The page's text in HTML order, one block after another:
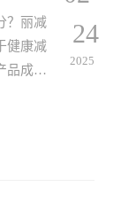
？丽减
健康减
品成分
特的
，不
24
2025